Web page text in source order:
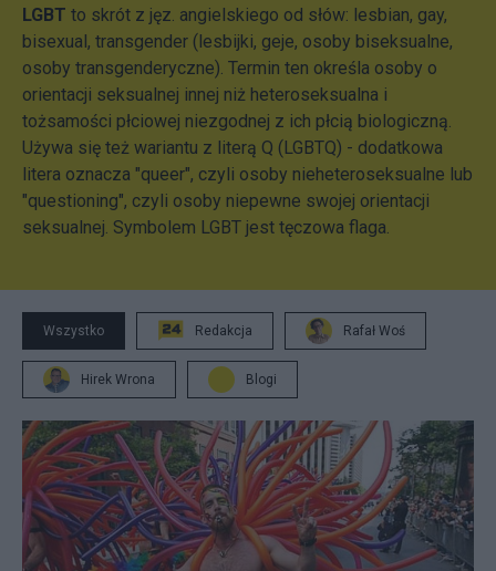
LGBT to skrót z jęz. angielskiego od słów: lesbian, gay,
bisexual, transgender (lesbijki, geje, osoby biseksualne,
osoby transgenderyczne). Termin ten określa osoby o
orientacji seksualnej innej niż heteroseksualna i
tożsamości płciowej niezgodnej z ich płcią biologiczną.
Używa się też wariantu z literą Q (LGBTQ) - dodatkowa
litera oznacza "queer", czyli osoby nieheteroseksualne lub
"questioning", czyli osoby niepewne swojej orientacji
seksualnej. Symbolem LGBT jest tęczowa flaga.
Wszystko Redakcja Rafał Woś
Hirek Wrona Blogi